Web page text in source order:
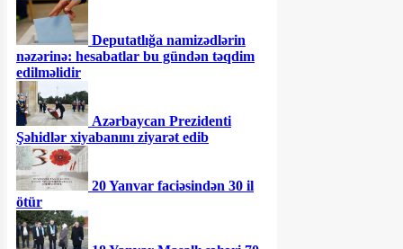
Deputatlığa namizədlərin
nəzərinə: hesabatlar bu gündən təqdim
edilməlidir
Azərbaycan Prezidenti
Şəhidlər xiyabanını ziyarət edib
20 Yanvar faciəsindən 30 il
ötür